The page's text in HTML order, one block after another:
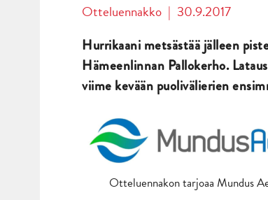
Otteluennakko | 30.9.2017
Hurrikaani metsästää jälleen
Hämeenlinnan Pallokerho.
viime kevään puolivälierien
Otteluennakon tarjoaa Mundus